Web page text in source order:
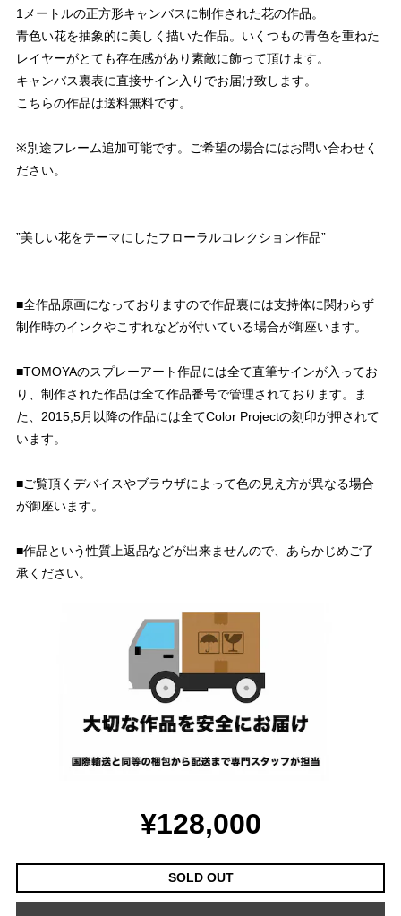
1メートルの正方形キャンバスに制作された花の作品。
青色い花を抽象的に美しく描いた作品。いくつもの青色を重ねた
レイヤーがとても存在感があり素敵に飾って頂けます。
キャンバス裏表に直接サイン入りでお届け致します。
こちらの作品は送料無料です。
※別途フレーム追加可能です。ご希望の場合にはお問い合わせく
ださい。
”美しい花をテーマにしたフローラルコレクション作品”
■全作品原画になっておりますので作品裏には支持体に関わらず
制作時のインクやこすれなどが付いている場合が御座います。
■TOMOYAのスプレーアート作品には全て直筆サインが入ってお
り、制作された作品は全て作品番号で管理されております。ま
た、2015,5月以降の作品には全てColor Projectの刻印が押されて
います。
■ご覧頂くデバイスやブラウザによって色の見え方が異なる場合
が御座います。
■作品という性質上返品などが出来ませんので、あらかじめご了
承ください。
¥128,000
SOLD OUT